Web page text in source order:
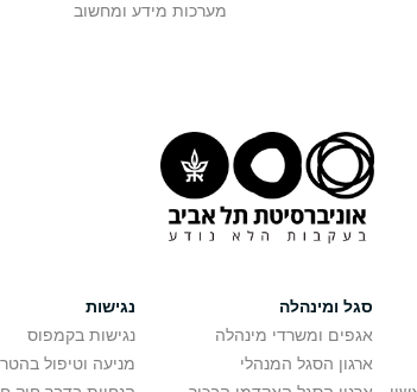
מסע אקדמי
מערכות מידע ומחשוב
סגל ומינהלה
אגפים ומשרדי מינהלה
ארגון הסגל המנהלי
נגישות
נגישות בקמפוס
מניעה וטיפול